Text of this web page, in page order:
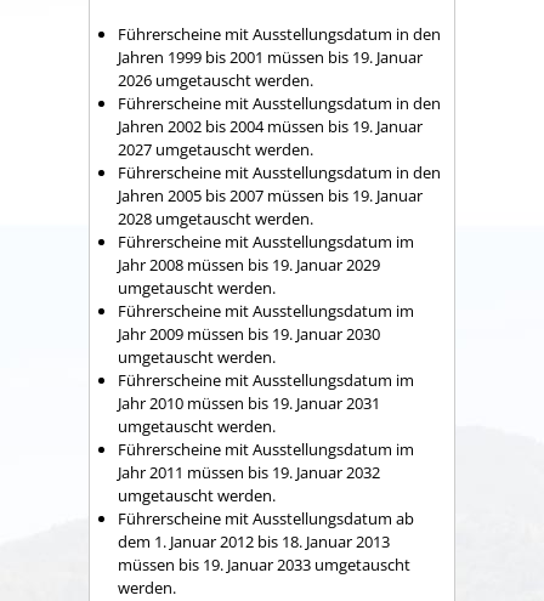
Führerscheine mit Ausstellungsdatum in den
Jahren 1999 bis 2001 müssen bis 19. Januar
2026 umgetauscht werden.
Führerscheine mit Ausstellungsdatum in den
Jahren 2002 bis 2004 müssen bis 19. Januar
2027 umgetauscht werden.
Führerscheine mit Ausstellungsdatum in den
Jahren 2005 bis 2007 müssen bis 19. Januar
2028 umgetauscht werden.
Führerscheine mit Ausstellungsdatum im
Jahr 2008 müssen bis 19. Januar 2029
umgetauscht werden.
Führerscheine mit Ausstellungsdatum im
Jahr 2009 müssen bis 19. Januar 2030
umgetauscht werden.
Führerscheine mit Ausstellungsdatum im
Jahr 2010 müssen bis 19. Januar 2031
umgetauscht werden.
Führerscheine mit Ausstellungsdatum im
Jahr 2011 müssen bis 19. Januar 2032
umgetauscht werden.
Führerscheine mit Ausstellungsdatum ab
dem 1. Januar 2012 bis 18. Januar 2013
müssen bis 19. Januar 2033 umgetauscht
werden.